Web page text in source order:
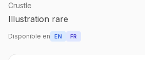
Crustle
Illustration rare
Disponible en EN FR